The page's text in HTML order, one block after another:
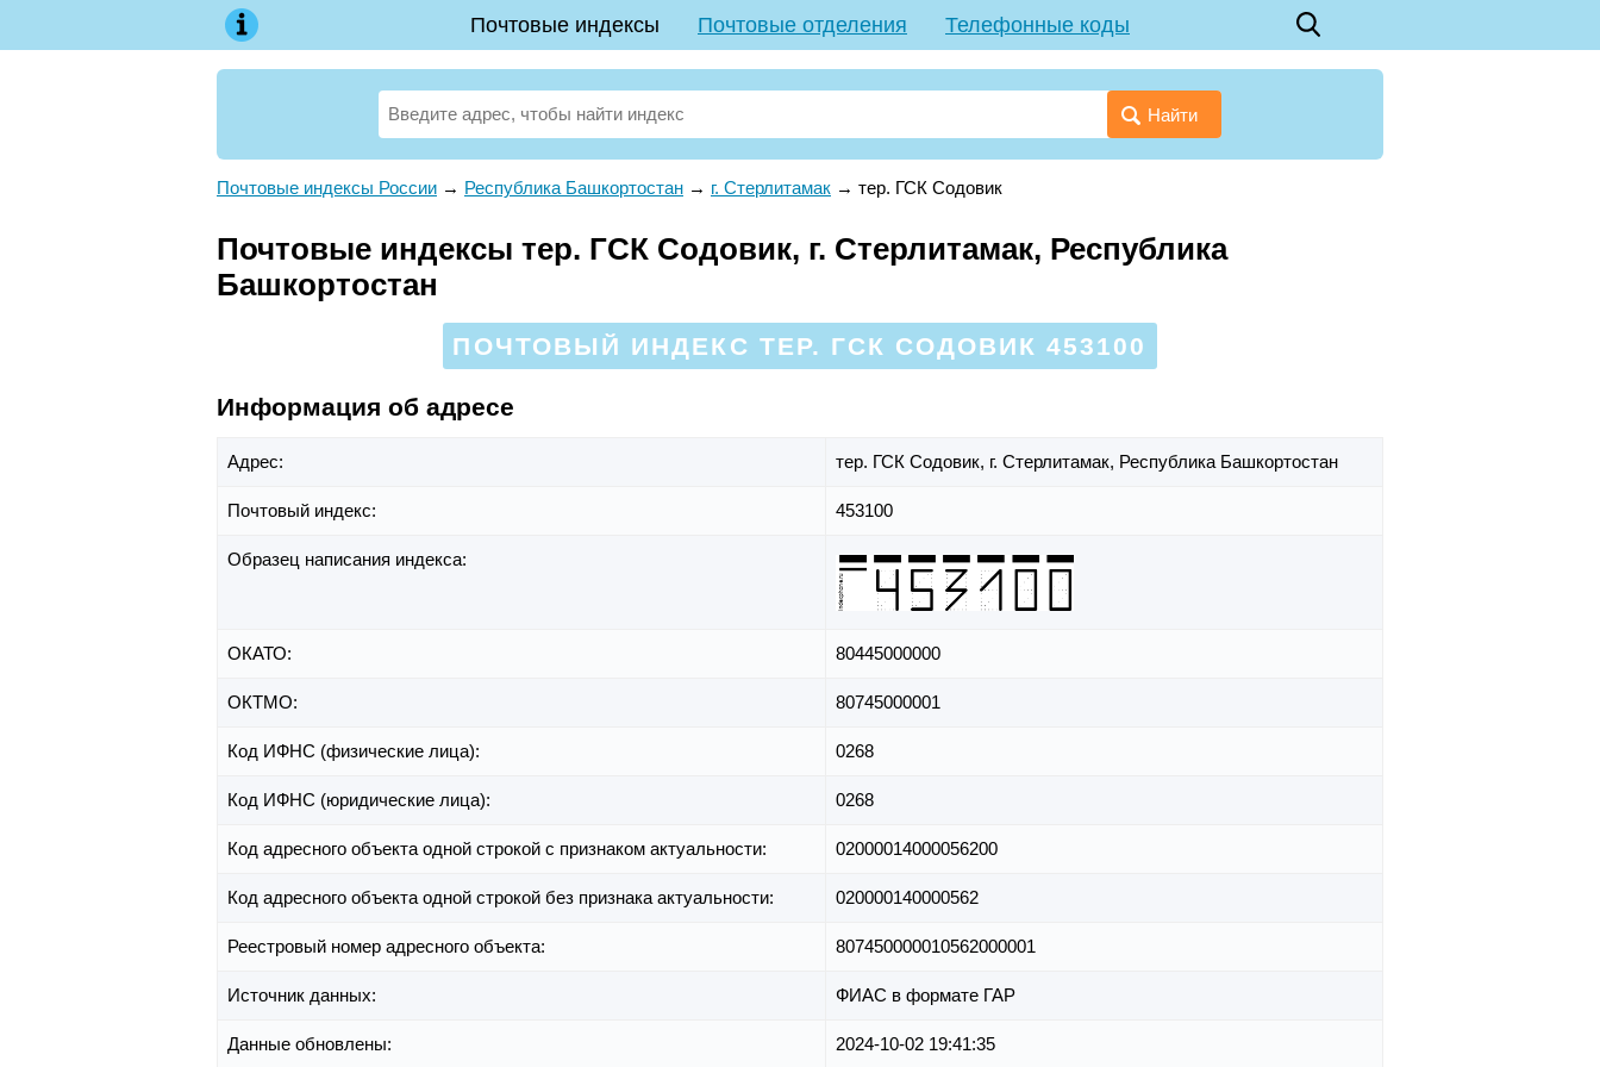
Почтовые индексы Почтовые отделения Телефонные коды
Найти
Почтовые индексы России → Республика Башкортостан → г. Стерлитамак → тер. ГСК Содовик
Почтовые индексы тер. ГСК Содовик, г. Стерлитамак, Республика
Башкортостан
ПОЧТОВЫЙ ИНДЕКС ТЕР. ГСК СОДОВИК 453100
Информация об адресе
Адрес: тер. ГСК Содовик, г. Стерлитамак, Республика Башкортостан
Почтовый индекс: 453100
Образец написания индекса:
ОКАТО: 80445000000
ОКТМО: 80745000001
Код ИФНС (физические лица): 0268
Код ИФНС (юридические лица): 0268
Код адресного объекта одной строкой с признаком актуальности: 02000014000056200
Код адресного объекта одной строкой без признака актуальности: 020000140000562
Реестровый номер адресного объекта: 807450000010562000001
Источник данных: ФИАС в формате ГАР
Данные обновлены: 2024-10-02 19:41:35